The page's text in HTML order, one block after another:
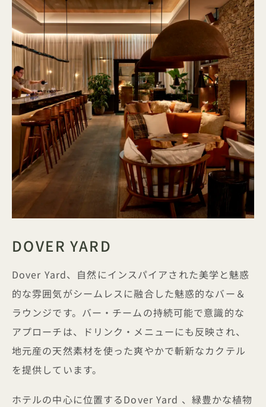
DOVER YARD
Dover Yard、自然にインスパイアされた美学と魅惑
的な雰囲気がシームレスに融合した魅惑的なバー＆
ラウンジです。バー・チームの持続可能で意識的な
アプローチは、ドリンク・メニューにも反映され、
地元産の天然素材を使った爽やかで斬新なカクテル
を提供しています。
ホテルの中心に位置するDover Yard 、緑豊かな植物